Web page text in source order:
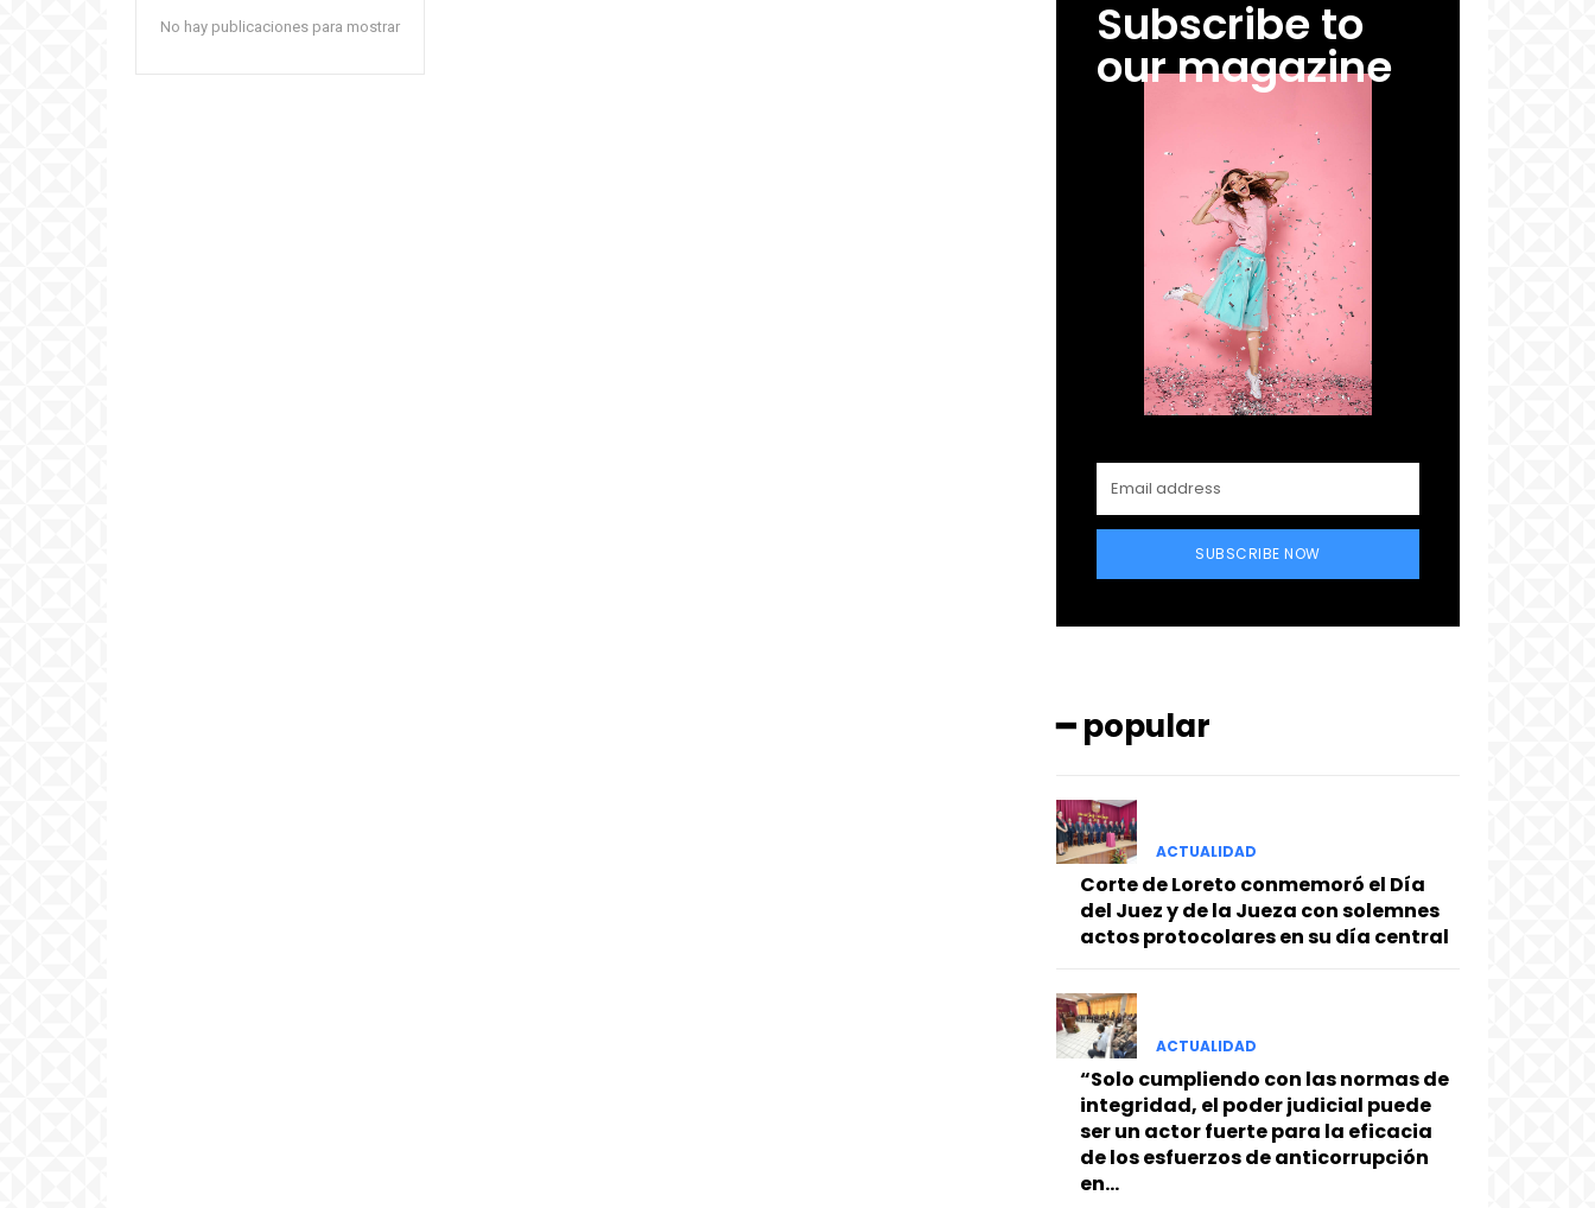
No hay publicaciones para mostrar Subscribe to
our magazine
SUBSCRIBE NOW
━ popular
ACTUALIDAD
Corte de Loreto conmemoró el Día
del Juez y de la Jueza con solemnes
actos protocolares en su día central
ACTUALIDAD
“Solo cumpliendo con las normas de
integridad, el poder judicial puede
ser un actor fuerte para la eficacia
de los esfuerzos de anticorrupción
en...